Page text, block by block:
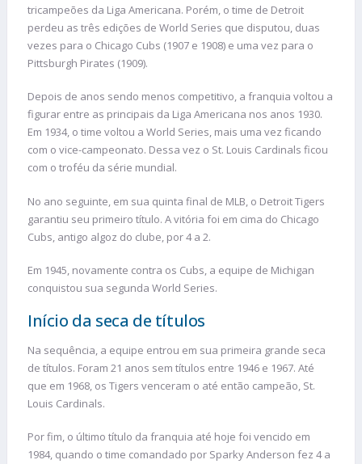
tricampeões da Liga Americana. Porém, o time de Detroit
perdeu as três edições de World Series que disputou, duas
vezes para o Chicago Cubs (1907 e 1908) e uma vez para o
Pittsburgh Pirates (1909).
Depois de anos sendo menos competitivo, a franquia voltou a
figurar entre as principais da Liga Americana nos anos 1930.
Em 1934, o time voltou a World Series, mais uma vez ficando
com o vice-campeonato. Dessa vez o St. Louis Cardinals ficou
com o troféu da série mundial.
No ano seguinte, em sua quinta final de MLB, o Detroit Tigers
garantiu seu primeiro título. A vitória foi em cima do Chicago
Cubs, antigo algoz do clube, por 4 a 2.
Em 1945, novamente contra os Cubs, a equipe de Michigan
conquistou sua segunda World Series.
Início da seca de títulos
Na sequência, a equipe entrou em sua primeira grande seca
de títulos. Foram 21 anos sem títulos entre 1946 e 1967. Até
que em 1968, os Tigers venceram o até então campeão, St.
Louis Cardinals.
Por fim, o último título da franquia até hoje foi vencido em
1984, quando o time comandado por Sparky Anderson fez 4 a